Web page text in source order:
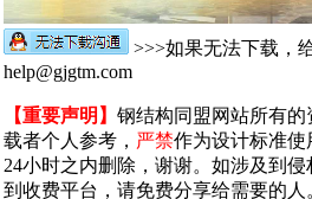
>>>如果无法下载，
help@gjgtm.com
【重要声明】 钢结构同盟网站所有
载者个人参考， 严禁作为设计标准
24小时之内删除，谢谢。如涉及到
到收费平台，请免费分享给需要的人